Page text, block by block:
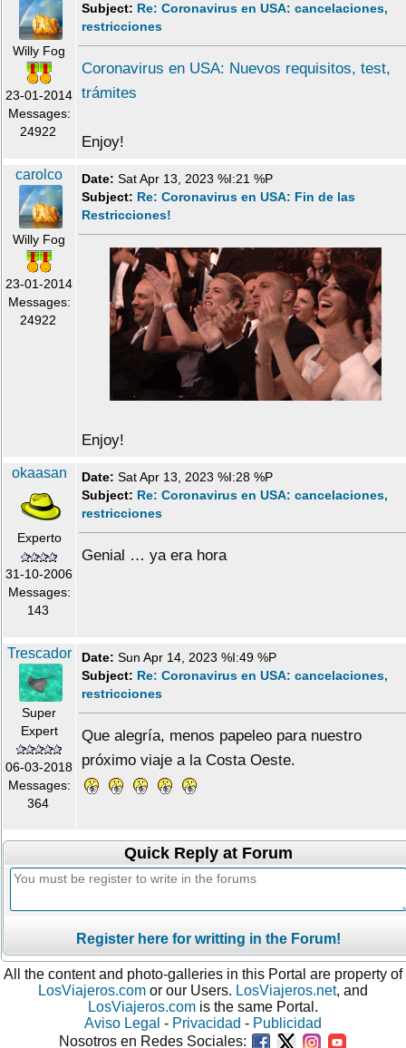
Willy Fog
23-01-2014
Messages:
24922
Subject: Re: Coronavirus en USA: cancelaciones,
restricciones
Coronavirus en USA: Nuevos requisitos, test,
trámites
Enjoy!
carolco
Willy Fog
23-01-2014
Messages:
24922
Date: Sat Apr 13, 2023 %I:21 %P
Subject: Re: Coronavirus en USA: Fin de las
Restricciones!
Enjoy!
okaasan
Experto
31-10-2006
Messages:
143
Date: Sat Apr 13, 2023 %I:28 %P
Subject: Re: Coronavirus en USA: cancelaciones,
restricciones
Genial … ya era hora
Trescador
Super
Expert
06-03-2018
Messages:
364
Date: Sun Apr 14, 2023 %I:49 %P
Subject: Re: Coronavirus en USA: cancelaciones,
restricciones
Que alegría, menos papeleo para nuestro
próximo viaje a la Costa Oeste.
Quick Reply at Forum
Register here for writting in the Forum!
All the content and photo-galleries in this Portal are property of
LosViajeros.com or our Users. LosViajeros.net, and
LosViajeros.com is the same Portal.
Aviso Legal - Privacidad - Publicidad
Nosotros en Redes Sociales: